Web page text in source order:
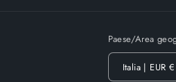
Paese/Area
Italia | EUR €